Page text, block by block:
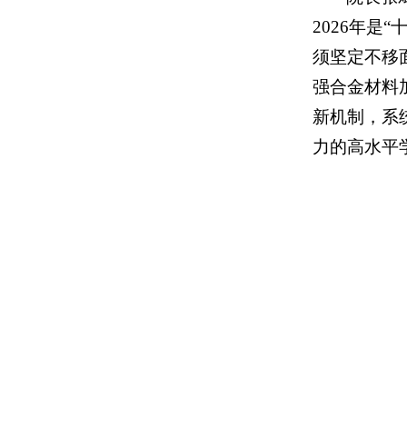
2026年是“
须坚定不移
强合金材料
新机制，系
力的高水平